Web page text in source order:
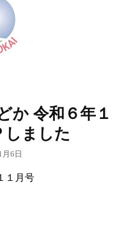
か 令和６年１
しました
月6日
１月号